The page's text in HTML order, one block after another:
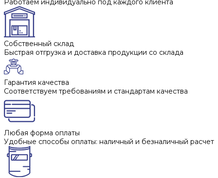
Собственный склад
Быстрая отгрузка и доставка продукции со склада
Гарантия качества
Соответствуем требованиям и стандартам качества
Любая форма оплаты
Удобные способы оплаты: наличный и безналичный расчет